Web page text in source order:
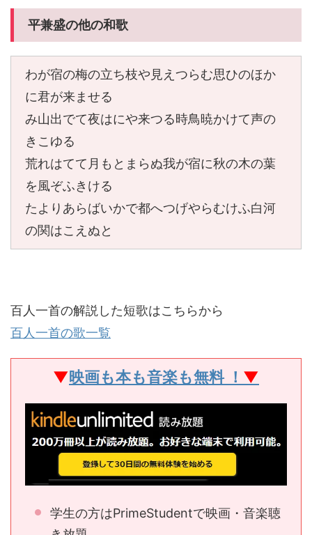
平兼盛の他の和歌
わが宿の梅の立ち枝や見えつらむ思ひのほか
に君が来ませる
み山出でて夜はにや来つる時鳥暁かけて声の
きこゆる
荒れはてて月もとまらぬ我が宿に秋の木の葉
を風ぞふきける
たよりあらばいかで都へつげやらむけふ白河
の関はこえぬと
百人一首の解説した短歌はこちらから
百人一首の歌一覧
▼映画も本も音楽も無料 ！ ▼
学生の方はPrimeStudentで映画・音楽聴